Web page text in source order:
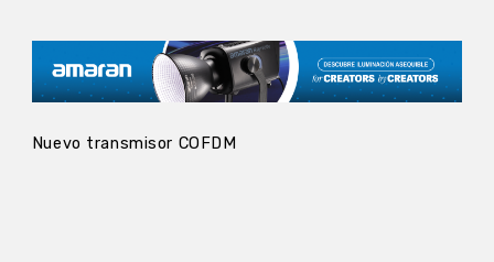
Nuevo transmisor COFDM